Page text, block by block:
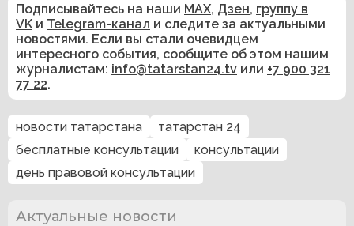
Подписывайтесь на наши MAX, Дзен, группу в
VK и Telegram-канал и следите за актуальными
новостями. Если вы стали очевидцем
интересного события, сообщите об этом нашим
журналистам: info@tatarstan24.tv или +7 900 321
77 22.
новости татарстана
татарстан 24
бесплатные консультации
консультации
день правовой консультации
Актуальные новости